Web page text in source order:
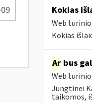
Kokias
Web turinio
Kokias
Arbus
Web turinio
Jungtinei
taikomos,